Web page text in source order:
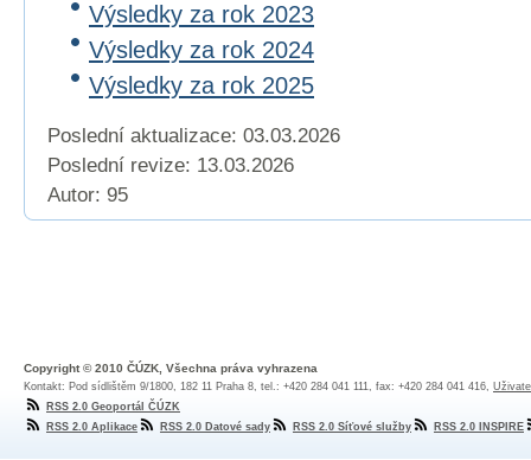
Výsledky za rok 2023
Výsledky za rok 2024
Výsledky za rok 2025
Poslední aktualizace: 03.03.2026
Poslední revize: 13.03.2026
Autor: 95
Copyright © 2010 ČÚZK, Všechna práva vyhrazena
Kontakt: Pod sídlištěm 9/1800, 182 11 Praha 8, tel.: +420 284 041 111, fax: +420 284 041 416,
RSS 2.0 Geoportál ČÚZK
RSS 2.0 Aplikace
RSS 2.0 Datové sady RSS 2.0 Síťové služby RSS 2.0 INSPIRE